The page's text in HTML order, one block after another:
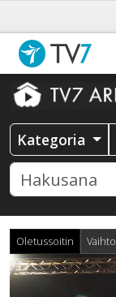
Kategoria
Oletussoitin